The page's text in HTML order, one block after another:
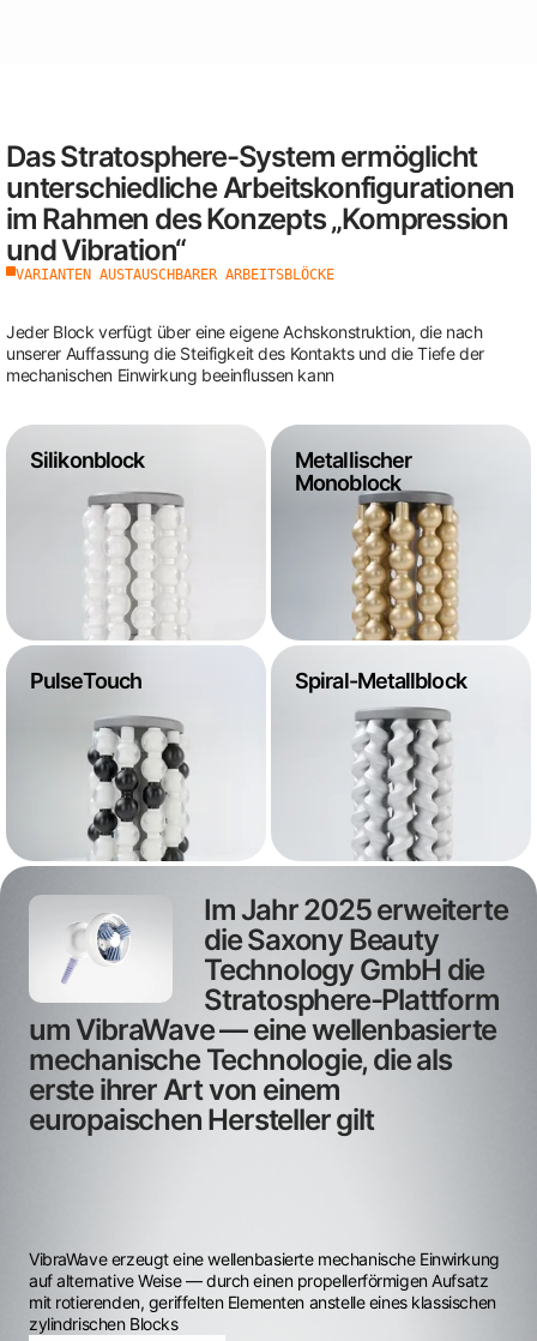
Das Stratosphere-System ermöglicht
unterschiedliche Arbeitskonfigurationen
im Rahmen des Konzepts „Kompression
und Vibration“
VARIANTEN AUSTAUSCHBARER ARBEITSBLÖCKE
Jeder Block verfügt über eine eigene Achskonstruktion, die nach
unserer Auffassung die Steifigkeit des Kontakts und die Tiefe der
mechanischen Einwirkung beeinflussen kann
Silikonblock
Metallischer
Monoblock
PulseTouch Spiral-Metallblock
Im Jahr 2025 erweiterte
die Saxony Beauty
Technology GmbH die
Stratosphere-Plattform
um VibraWave — eine wellenbasierte
mechanische Technologie, die als
erste ihrer Art von einem
europaischen Hersteller gilt
VibraWave erzeugt eine wellenbasierte mechanische Einwirkung
auf alternative Weise — durch einen propellerförmigen Aufsatz
mit rotierenden, geriffelten Elementen anstelle eines klassischen
zylindrischen Blocks